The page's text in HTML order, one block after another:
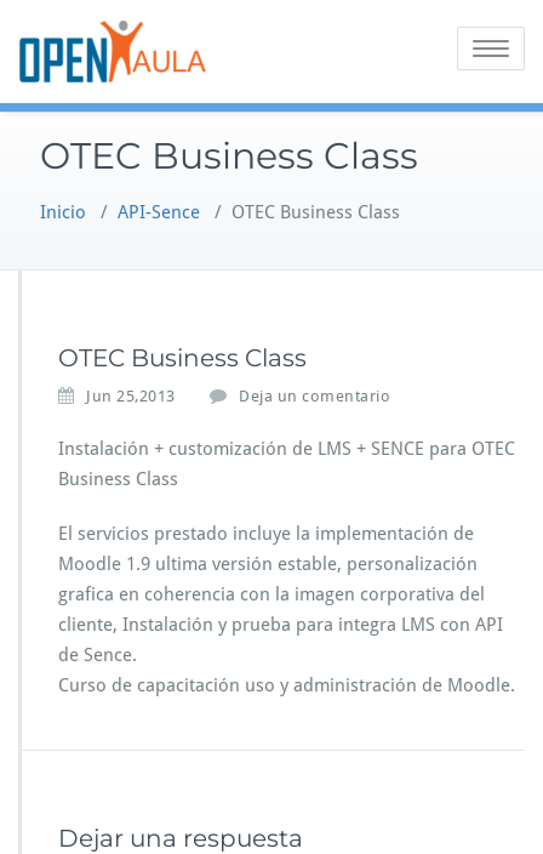
contenido
Alternar
OTEC Business Class
Inicio / API-Sence / OTEC Business Class
OTEC Business Class
Jun 25,2013 Deja un comentario
Instalación + customización de LMS + SENCE para OTEC
Business Class
El servicios prestado incluye la implementación de
Moodle 1.9 ultima versión estable, personalización
grafica en coherencia con la imagen corporativa del
cliente, Instalación y prueba para integra LMS con API
de Sence.
Curso de capacitación uso y administración de Moodle.
Dejar una respuesta